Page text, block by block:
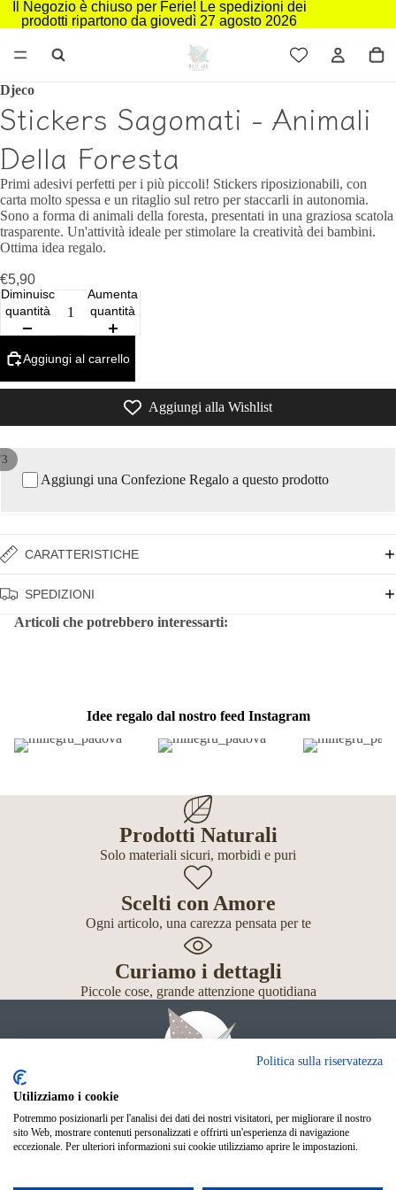
Il Negozio è chiuso per Ferie! Le spedizioni dei
prodotti ripartono da giovedì 27 agosto 2026
3
Djeco
Stickers Sagomati - Animali
Della Foresta
Primi adesivi perfetti per i più piccoli! Stickers riposizionabili, con
carta molto spessa e un ritaglio sul retro per staccarli in autonomia.
Sono a forma di animali della foresta, presentati in una graziosa scatola
trasparente. Un'attività ideale per stimolare la creatività dei bambini.
Ottima idea regalo.
€5,90
Diminuisci
quantità
Aumenta
quantità
Aggiungi al carrello
Aggiungi alla Wishlist
Aggiungi una Confezione Regalo a questo prodotto
CARATTERISTICHE
SPEDIZIONI
Articoli che potrebbero interessarti:
Idee regalo dal nostro feed Instagram
Prodotti Naturali
Solo materiali sicuri, morbidi e puri
Scelti con Amore
Ogni articolo, una carezza pensata per te
Curiamo i dettagli
Piccole cose, grande attenzione quotidiana
Giochi
Neonato
Politica sulla riservatezza
Utilizziamo i cookie
Potremmo posizionarli per l'analisi dei dati dei nostri visitatori, per migliorare il nostro
sito Web, mostrare contenuti personalizzati e offrirti un'esperienza di navigazione
eccezionale. Per ulteriori informazioni sui cookie utilizziamo aprire le impostazioni.